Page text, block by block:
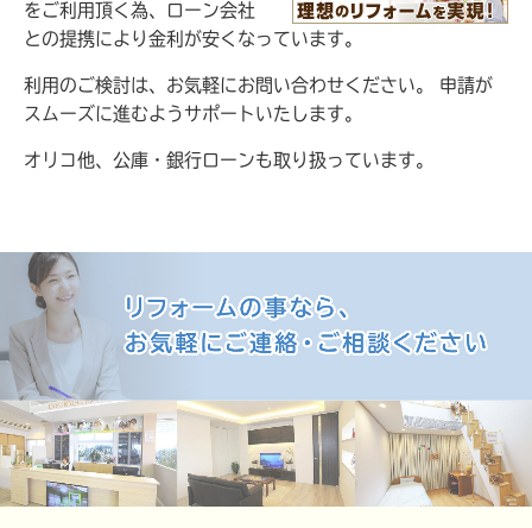
をご利用頂く為、ローン会社
との提携により金利が安くなっています。
利用のご検討は、お気軽にお問い合わせください。
申請が
スムーズに進むようサポートいたします。
オリコ他、公庫・銀行ローンも取り扱っています。